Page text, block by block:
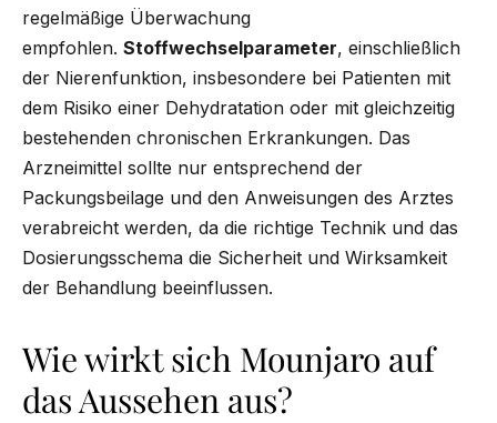
regelmäßige Überwachung
empfohlen. Stoffwechselparameter, einschließlich
der Nierenfunktion, insbesondere bei Patienten mit
dem Risiko einer Dehydratation oder mit gleichzeitig
bestehenden chronischen Erkrankungen. Das
Arzneimittel sollte nur entsprechend der
Packungsbeilage und den Anweisungen des Arztes
verabreicht werden, da die richtige Technik und das
Dosierungsschema die Sicherheit und Wirksamkeit
der Behandlung beeinflussen.
Wie wirkt sich Mounjaro auf
das Aussehen aus?